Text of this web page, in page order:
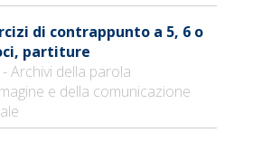
di contrappunto a 5, 6 o
partiture
- Archivi della parola
e della comunicazione